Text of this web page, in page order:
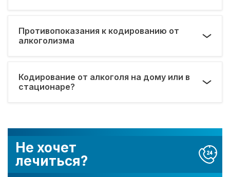
Не хочет
лечиться?
Противопоказания к кодированию от
алкоголизма
Кодирование от алкоголя на дому или в
стационаре?